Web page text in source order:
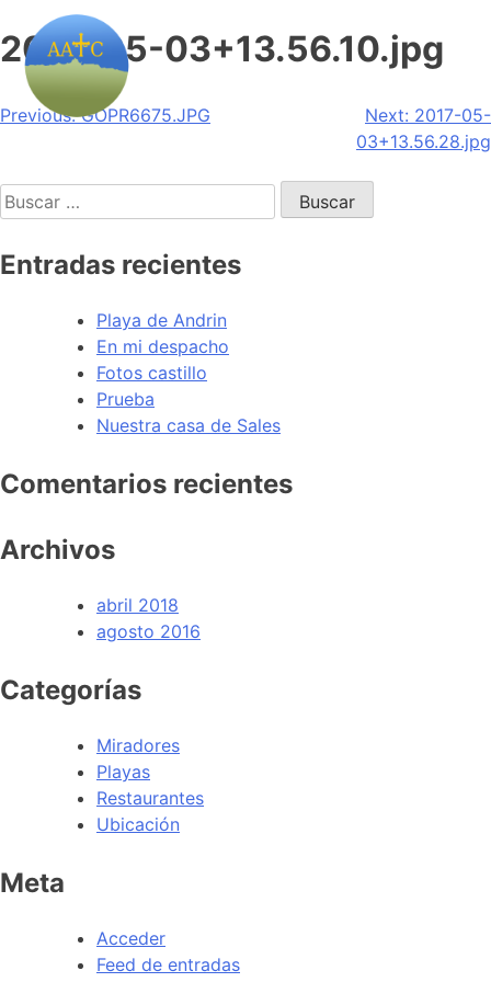
2017-05-03+13.56.10.jpg
Navegación
entradas
Previous: GOPR6675.JPG Next: 2017-05-
03+13.56.28.jpg
Buscar:
Entradas recientes
Playa de Andrin
En mi despacho
Fotos castillo
Prueba
Nuestra casa de Sales
Comentarios recientes
Archivos
abril 2018
agosto 2016
Categorías
Miradores
Playas
Restaurantes
Ubicación
Meta
Acceder
Feed de entradas